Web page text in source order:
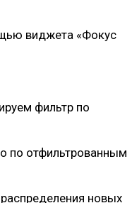
виджета «Фокус
фильтр по
по отфильтрованным
новых